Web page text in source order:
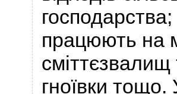
господарства;
працюють на
гноївки тощо.